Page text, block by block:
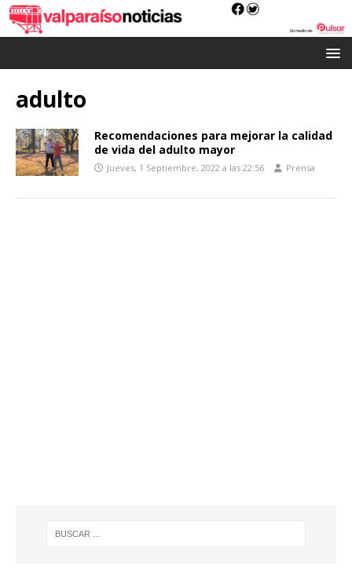
adulto
Recomendaciones para mejorar la calidad
de vida del adulto mayor
Jueves, 1 Septiembre, 2022 a las 22:56 Prensa